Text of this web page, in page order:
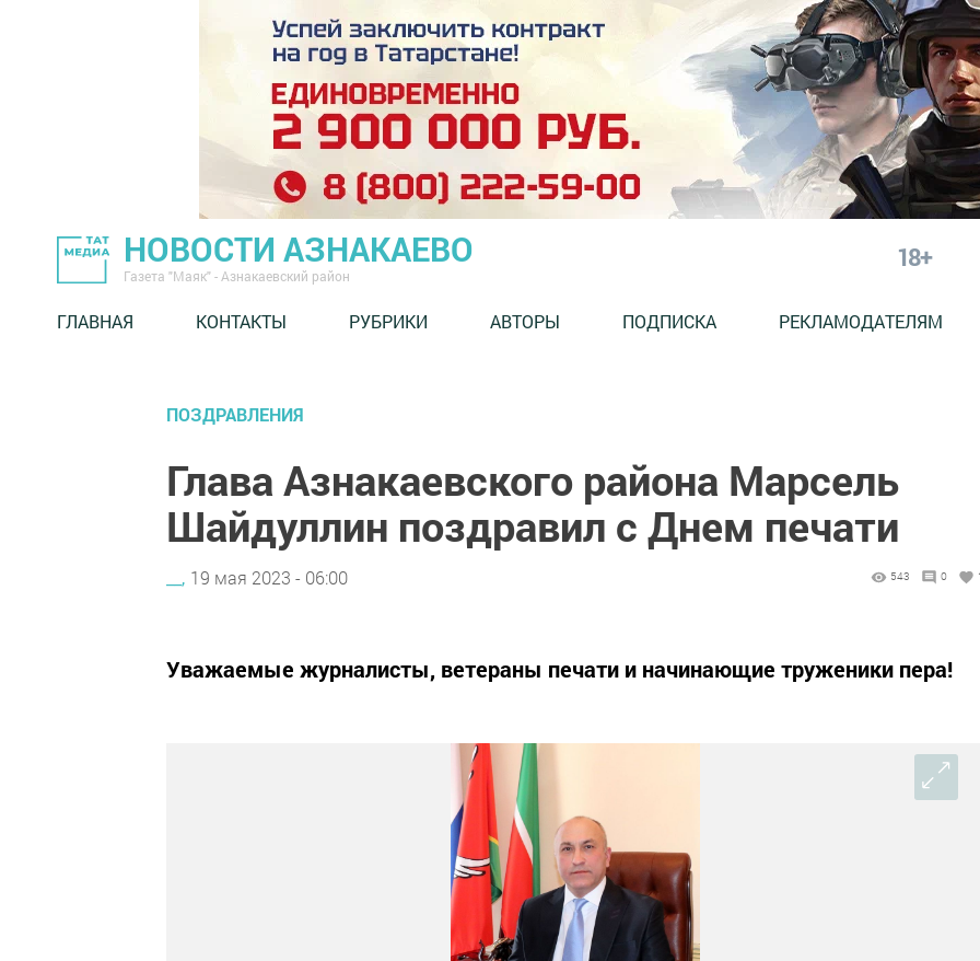
НОВОСТИ АЗНАКАЕВО
Газета "Маяк" - Азнакаевский район
18+
ГЛАВНАЯ КОНТАКТЫ РУБРИКИ АВТОРЫ ПОДПИСКА РЕКЛАМОДАТЕЛЯМ
ПОЗДРАВЛЕНИЯ
Глава Азнакаевского района Марсель
Шайдуллин поздравил с Днем печати
__, 19 мая 2023 - 06:00 543 0
Уважаемые журналисты, ветераны печати и начинающие труженики пера!